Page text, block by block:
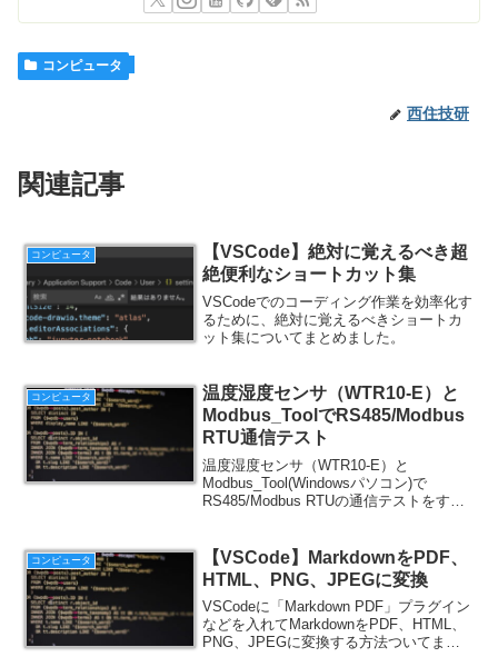
コンピュータ
西住技研
関連記事
コンピュータ
【VSCode】絶対に覚えるべき超
絶便利なショートカット集
VSCodeでのコーディング作業を効率化す
るために、絶対に覚えるべきショートカ
ット集についてまとめました。
コンピュータ
温度湿度センサ（WTR10-E）と
Modbus_ToolでRS485/Modbus
RTU通信テスト
温度湿度センサ（WTR10-E）と
Modbus_Tool(Windowsパソコン)で
RS485/Modbus RTUの通信テストをする
コンピュータ
【VSCode】MarkdownをPDF、
HTML、PNG、JPEGに変換
VSCodeに「Markdown PDF」プラグイン
などを入れてMarkdownをPDF、HTML、
PNG、JPEGに変換する方法ついてまと